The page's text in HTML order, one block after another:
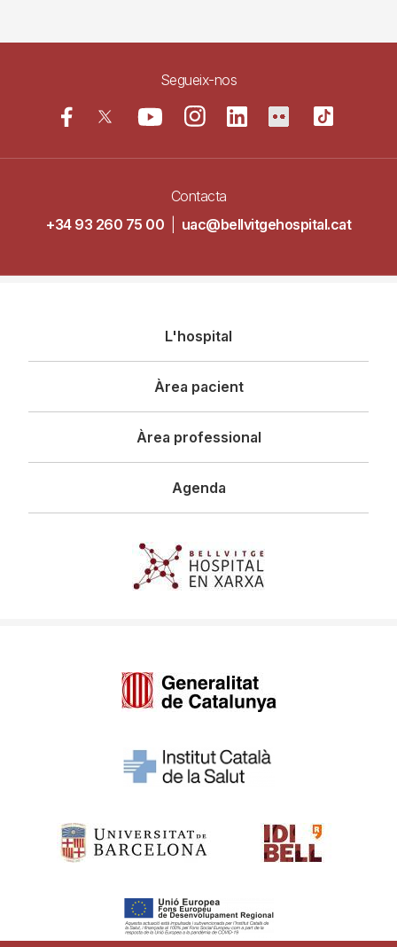
Segueix-nos
Contacta
+34 93 260 75 00
uac@bellvitgehospital.cat
principal
L'hospital
Àrea pacient
Àrea professional
Agenda